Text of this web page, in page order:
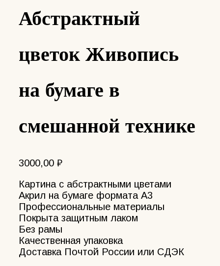
Абстрактный
цветок Живопись
на бумаге в
смешанной технике
3000,00 ₽
Картина с абстрактными цветами
Акрил на бумаге формата А3
Профессиональные материалы
Покрыта защитным лаком
Без рамы
Качественная упаковка
Доставка Почтой России или СДЭК